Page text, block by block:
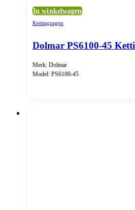
In winkelwagen
Kettingzagen
Dolmar PS6100-45
Merk: Dolmar
Model: PS6100-45